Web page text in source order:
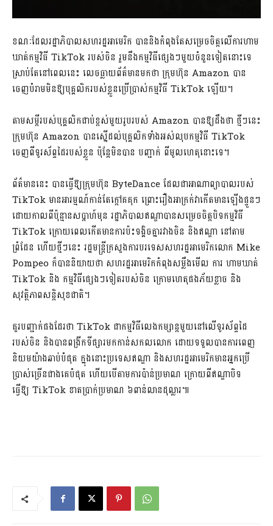
ខណៈដែល​រដ្ឋាភិបាល​ស​ហ​រដ្ឋ​អាមេរិក បាននិងកំពុង​តែ​សម្រេចចិត្ត​លើ​ការហាម
ឃាត់​កម្មវិធី TikTok របស់​ចិន រួម​នឹង​កម្មវិធីផ្សេងៗមួយចំនួនទៀត​នោះទេ
ស្រាប់តែ​នៅពេលនេះ លេច​ធ្លាយ​ព័ត៌មាន​មក​ថា ក្រុមហ៊ុន Amazon បាន
ចេញ​បំរាម​មិនឱ្យ​បុគ្គលិក​របស់ខ្លួន​ប្រើប្រាស់​កម្មវិធី TikTok ឡើយ។
តាម​សម្ដី​របស់​បុគ្គលិក​ជាប់​ខ្ពស់​មួយរូប​របស់ Amazon បានឱ្យដឹងថា ថ្មីៗនេះ
ក្រុមហ៊ុន Amazon បានស្នើ​ដល់​បុគ្គលិក​ទាំងអស់​លុប​កម្ម​វិធី TikTok
ចេញពី​ទូរស័ព្ទដៃ​របស់ខ្លួន ប៉ុន្តែ​មិនបាន បញ្ជាក់ ពី​មូលហេតុ​នោះទេ។
ព័ត៌មាន​នេះ បានធ្វើឱ្យ​ក្រុមហ៊ុន ByteDance ដែលជា​អាណាព្យាបាល​របស់
TikTok មាន​អារម្មណ៍​កាន់តែ​ក្ដៅគគុក ព្រោះ​រឿង​អាក្រក់​វា​កើតមានឡើងផ្ទួនៗ
ដោយ​កាលពី​ប៉ុន្មាន​សប្ដាហ៍​មុន រដ្ឋាភិបាល​ឥណ្ឌា​បានសម្រេច​ចិត្ត​បិទ​កម្មវិធី
TikTok ក្រោយពេល​កើតមាន​ការប៉ះទង្គិច​គ្នា​រវាង​ចិន និង​ឥណ្ឌា នៅតាម​
ព្រំដែន ហើយថ្មីៗនេះ រដ្ឋមន្ត្រី​ក្រសួងការបរទេស​សហរដ្ឋអាមេរិក​លោក Mike
Pompeo ក៏បាន​និយាយថា សហរដ្ឋអាមេរិក​កំពុង​សម្លឹងមើល ការ ហាមឃាត់
TikTok និង កម្មវិធីផ្សេងៗទៀត​របស់​ចិន ក្រោម​ហេតុ​ផង​ភ័យខ្លាច និង​
សុវត្ថិភាព​សន្ដិសុខ​ជាតិ។
គួរបញ្ជាក់​ផងដែរ​ថា TikTok ជា​កម្មវិធី​លេង​កម្សាន្ត​មួយ​នៅលើ​ទូរស័ព្ទដៃ​
របស់​ចិន និង​បាន​ពង្រីក​ទីផ្សារ​មកកាន់​សកលលោក ដោយ​ទទួលបាន​ការពេញ
និយម​យ៉ាង​ឆាប់​បំផុត ក្នុងនោះ​ប្រទេស​ឥណ្ឌា និង​សហរដ្ឋអាមេរិក​មាន​អ្នកប្រើ
ប្រាស់​ច្រើនជាងគេ​បំផុត ហើយ​បើតាម​ការប៉ាន់ប្រមាណ ក្រោយពី​ឥណ្ឌា​បិទ
ធ្វើឱ្យ TikTok ខាត​ប្រាក់​ប្រមាណ ៦ពាន់​លាន​ដុល្លារ៕